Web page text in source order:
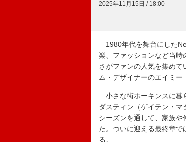
2025年11月15日 / 18:00
1980年代を舞台にした
楽、ファッションなど当
さがファンの人気を集め
ム・デザイナーのエイミー
小さな街ホーキンスに暮
ダスティン（ゲイテン・
シーズンを通して、家族
た。ついに迎える最終章
る。